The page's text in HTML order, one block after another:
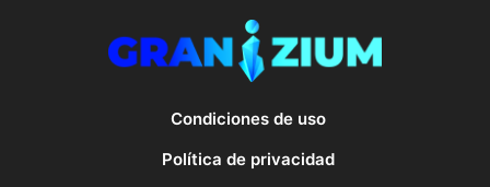
Condiciones de uso
Política de privacidad